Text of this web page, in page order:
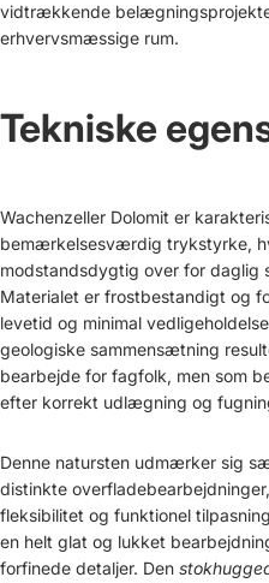
vidtrækkende
erhvervsmæssige rum.
Tekniske
Wachenzeller Dolomit er
bemærkelsesværdig trykstyrke,
modstandsdygtig over for daglig
Materialet er frostbestandigt og
levetid og minimal
geologiske sammensætning
bearbejde for fagfolk, men som
efter korrekt udlægning og
Denne natursten udmærker sig
distinkte
fleksibilitet og funktionel
en helt glat og lukket
forfinede detaljer. Den